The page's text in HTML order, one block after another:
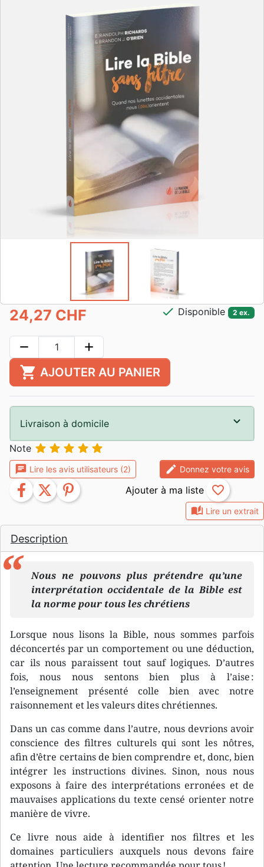
auto_stories Lire un extrait
Description
Nous ne pouvons plus prétendre qu’une
interprétation occidentale de la Bible est
la norme pour tous les chrétiens
Lorsque nous lisons la Bible, nous sommes parfois
déconcertés par un comportement ou une déduction,
car ils nous paraissent tout sauf logiques. D’autres
fois, nous nous sentons bien plus à l’aise :
l’enseignement présenté colle bien avec notre
raisonnement et les valeurs dites chrétiennes.
Dans un cas comme dans l’autre, nous devrions avoir
conscience des filtres culturels qui sont les nôtres,
afin d’être certains de bien comprendre et, donc, bien
intégrer les instructions divines. Sinon, nous nous
exposons à faire des interprétations erronées et de
mauvaises applications du texte censé orienter notre
manière de vivre.
Ce livre nous aide à identifier nos filtres et les
domaines particuliers auxquels nous devons faire
24,27 CHF check Disponible 2 ex.
remove add
shopping_cart AJOUTER AU PANIER
Livraison à domicile
Note     
chat Lire les avis utilisateurs (2) edit Donnez votre avis
facebook twitter pinterest favorite_border